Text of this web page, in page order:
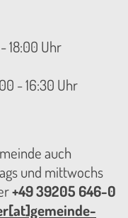
18:00 Uhr
- 16:30 Uhr
auch
und mittwochs
+49 39205 646-0